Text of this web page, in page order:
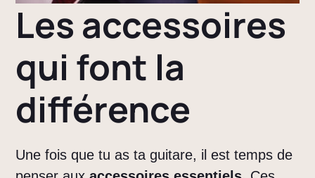
Les accessoires
qui font la
différence
Une fois que tu as ta guitare, il est temps de